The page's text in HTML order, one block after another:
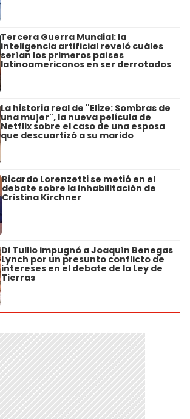
Tercera Guerra Mundial: la
inteligencia artificial reveló cuáles
serían los primeros países
latinoamericanos en ser derrotados
La historia real de "Elize: Sombras de
una mujer", la nueva película de
Netflix sobre el caso de una esposa
que descuartizó a su marido
Ricardo Lorenzetti se metió en el
debate sobre la inhabilitación de
Cristina Kirchner
Di Tullio impugnó a Joaquín Benegas
Lynch por un presunto conflicto de
intereses en el debate de la Ley de
Tierras